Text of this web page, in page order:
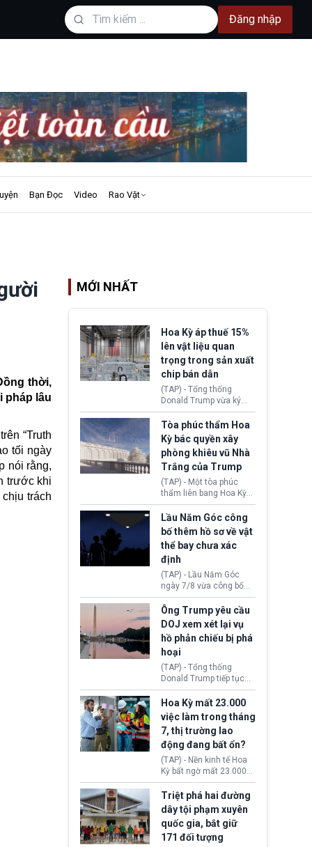
Đăng nhập
Bạn Đọc Video Rao Vặt
thời,
pháp lâu
“Truth
tối ngày
nói rằng,
trước khi
trách
MỚI NHẤT
Hoa Kỳ áp thuế 15%
lên vật liệu quan
trọng trong sản xuất
chip bán dẫn
(TAP) - Tổng thống
Donald Trump vừa ký
sắc lệnh áp thuế bổ
sung 15% cùng cơ chế
giá sàn nhập khẩu
nghiêm ngặt đối với
polysilicon và các sản
phẩm hạ nguồn. Quyết
định này nhằm khôi
phục chuỗi cung ứng
công nghệ, năng lượng
mặt trời nội địa trước sự
thống trị của Trung
Quốc.
Tòa phúc thẩm Hoa
Kỳ bác quyền xây
phòng khiêu vũ Nhà
Trắng của Trump
(TAP) - Một tòa phúc
thẩm liên bang Hoa Kỳ
vừa phán quyết, chính
quyền Tổng thống
Donald Trump không có
quyền tự ý xây phòng
khiêu vũ mới rộng
khoảng 90.000 feet
vuông tại khu vực Cánh
Đông Nhà Trắng.
Lầu Năm Góc công
bố thêm hồ sơ về vật
thể bay chưa xác
định
(TAP) - Lầu Năm Góc
ngày 7/8 vừa công bố
thêm 41 hồ sơ liên quan
đến UFO hay còn được
gọi là hiện tượng bất
thường chưa xác định
(UAP). Những tài liệu này
bao gồm hình ảnh,
video, báo cáo từ nhiều
cơ quan khác nhau như
Cục Điều tra Liên bang
(FBI), Cơ quan Tình báo
Trung ương (CIA) và Bộ
Ngoại giao (DOS).
Ông Trump yêu cầu
DOJ xem xét lại vụ
hồ phản chiếu bị phá
hoại
(TAP) - Tổng thống
Donald Trump tiếp tục
cho rằng, hồ phản chiếu
trước Đài tưởng niệm
Lincoln bị phá hoại. Lãnh
đạo Nhà Trắng yêu cầu
Bộ Tư pháp (DOJ) xem
xét lại quyết định hủy
truy tố những cá nhân bị
nghi ngờ làm hư hại
công trình.
Hoa Kỳ mất 23.000
việc làm trong tháng
7, thị trường lao
động đang bất ổn?
(TAP) - Nền kinh tế Hoa
Kỳ bất ngờ mất 23.000
việc làm vào tháng 7,
cho thấy thị trường lao
động có dấu hiệu suy
yếu sau thời gian duy trì
tương đối ổn định suốt
nửa năm 2026.
Triệt phá hai đường
dây tội phạm xuyên
quốc gia, bắt giữ
171 đối tượng